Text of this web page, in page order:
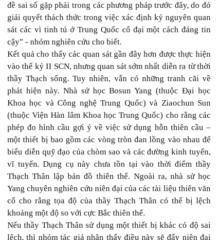
đề sai số gặp phải trong các phương pháp trước đây, do đó
giải quyết thách thức trong việc xác định kỷ nguyên quan
sát các vì tinh tú ở Trung Quốc cổ đại một cách đáng tin
cậy” - nhóm nghiên cứu cho biết.
Kết quả cho thấy các quan sát gần đây hơn được thực hiện
vào thế kỷ II SCN, nhưng quan sát sớm nhất diễn ra từ thời
thầy Thạch sống. Tuy nhiên, vẫn có những tranh cãi về
phát hiện này. Nhà sử học Bosun Yang (thuộc Đại học
Khoa học và Công nghệ Trung Quốc) và Ziaochun Sun
(thuộc Viện Hàn lâm Khoa học Trung Quốc) cho rằng các
phép đo hình cầu gợi ý về việc sử dụng hỗn thiên cầu –
một thiết bị bao gồm các vòng tròn đan lồng vào nhau để
biểu diễn quỹ đạo của chòm sao và các đường kinh tuyến,
vĩ tuyến. Dụng cụ này chưa tồn tại vào thời điểm thầy
Thạch Thân lập bản đồ thiên thể. Ngoài ra, nhà sử học
Yang chuyên nghiên cứu niên đại của các tài liệu thiên văn
cổ cho rằng tọa độ của thầy Thạch Thân có thể bị lệch
khoảng một độ so với cực Bắc thiên thể.
Nếu thầy Thạch Thân sử dụng một thiết bị khác có độ sai
lệch, thì nhóm tác giả nhận thấy điều này sẽ đẩy niên đại